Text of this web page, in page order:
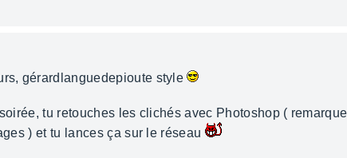
gérardlanguedepioute style
tu retouches les clichés avec Photoshop (
) et tu lances ça sur le réseau